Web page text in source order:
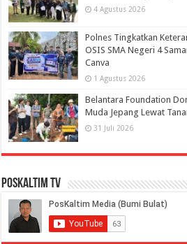
4 Agustus 2026
Polnes Tingkatkan
OSIS SMA Negeri 4
Canva
1 Agustus 2026
Belantara Foundation
Muda Jepang Lewat
31 Juli 2026
PosKaltim TV